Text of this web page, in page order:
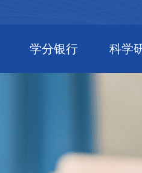
学分银行 科学